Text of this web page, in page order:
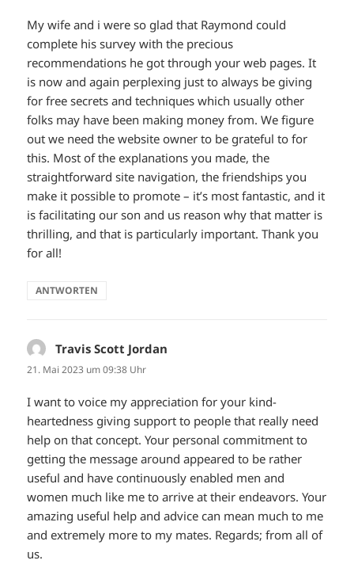
My wife and i were so glad that Raymond could
complete his survey with the precious
recommendations he got through your web pages. It
is now and again perplexing just to always be giving
for free secrets and techniques which usually other
folks may have been making money from. We figure
out we need the website owner to be grateful to for
this. Most of the explanations you made, the
straightforward site navigation, the friendships you
make it possible to promote – it’s most fantastic, and it
is facilitating our son and us reason why that matter is
thrilling, and that is particularly important. Thank you
for all!
ANTWORTEN
Travis Scott Jordan
21. Mai 2023 um 09:38 Uhr
I want to voice my appreciation for your kind-
heartedness giving support to people that really need
help on that concept. Your personal commitment to
getting the message around appeared to be rather
useful and have continuously enabled men and
women much like me to arrive at their endeavors. Your
amazing useful help and advice can mean much to me
and extremely more to my mates. Regards; from all of
us.